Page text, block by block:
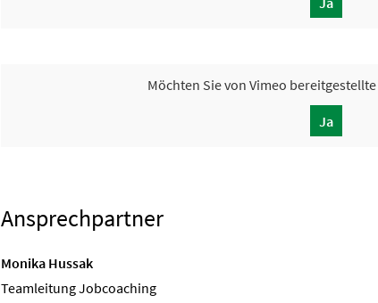
Möchten Sie von Vimeo
Ja
Ansprechpartner
Monika Hussak
Teamleitung Jobcoaching